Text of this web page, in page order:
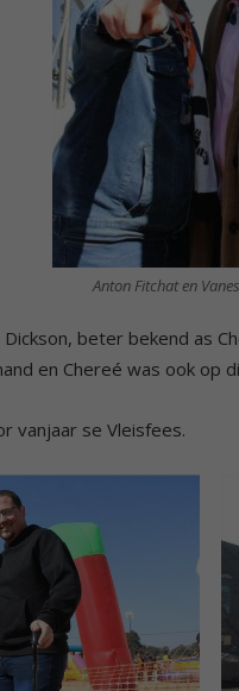
Anton Fitchat en
beter bekend as
en Chereé was ook op
vanjaar se Vleisfees.